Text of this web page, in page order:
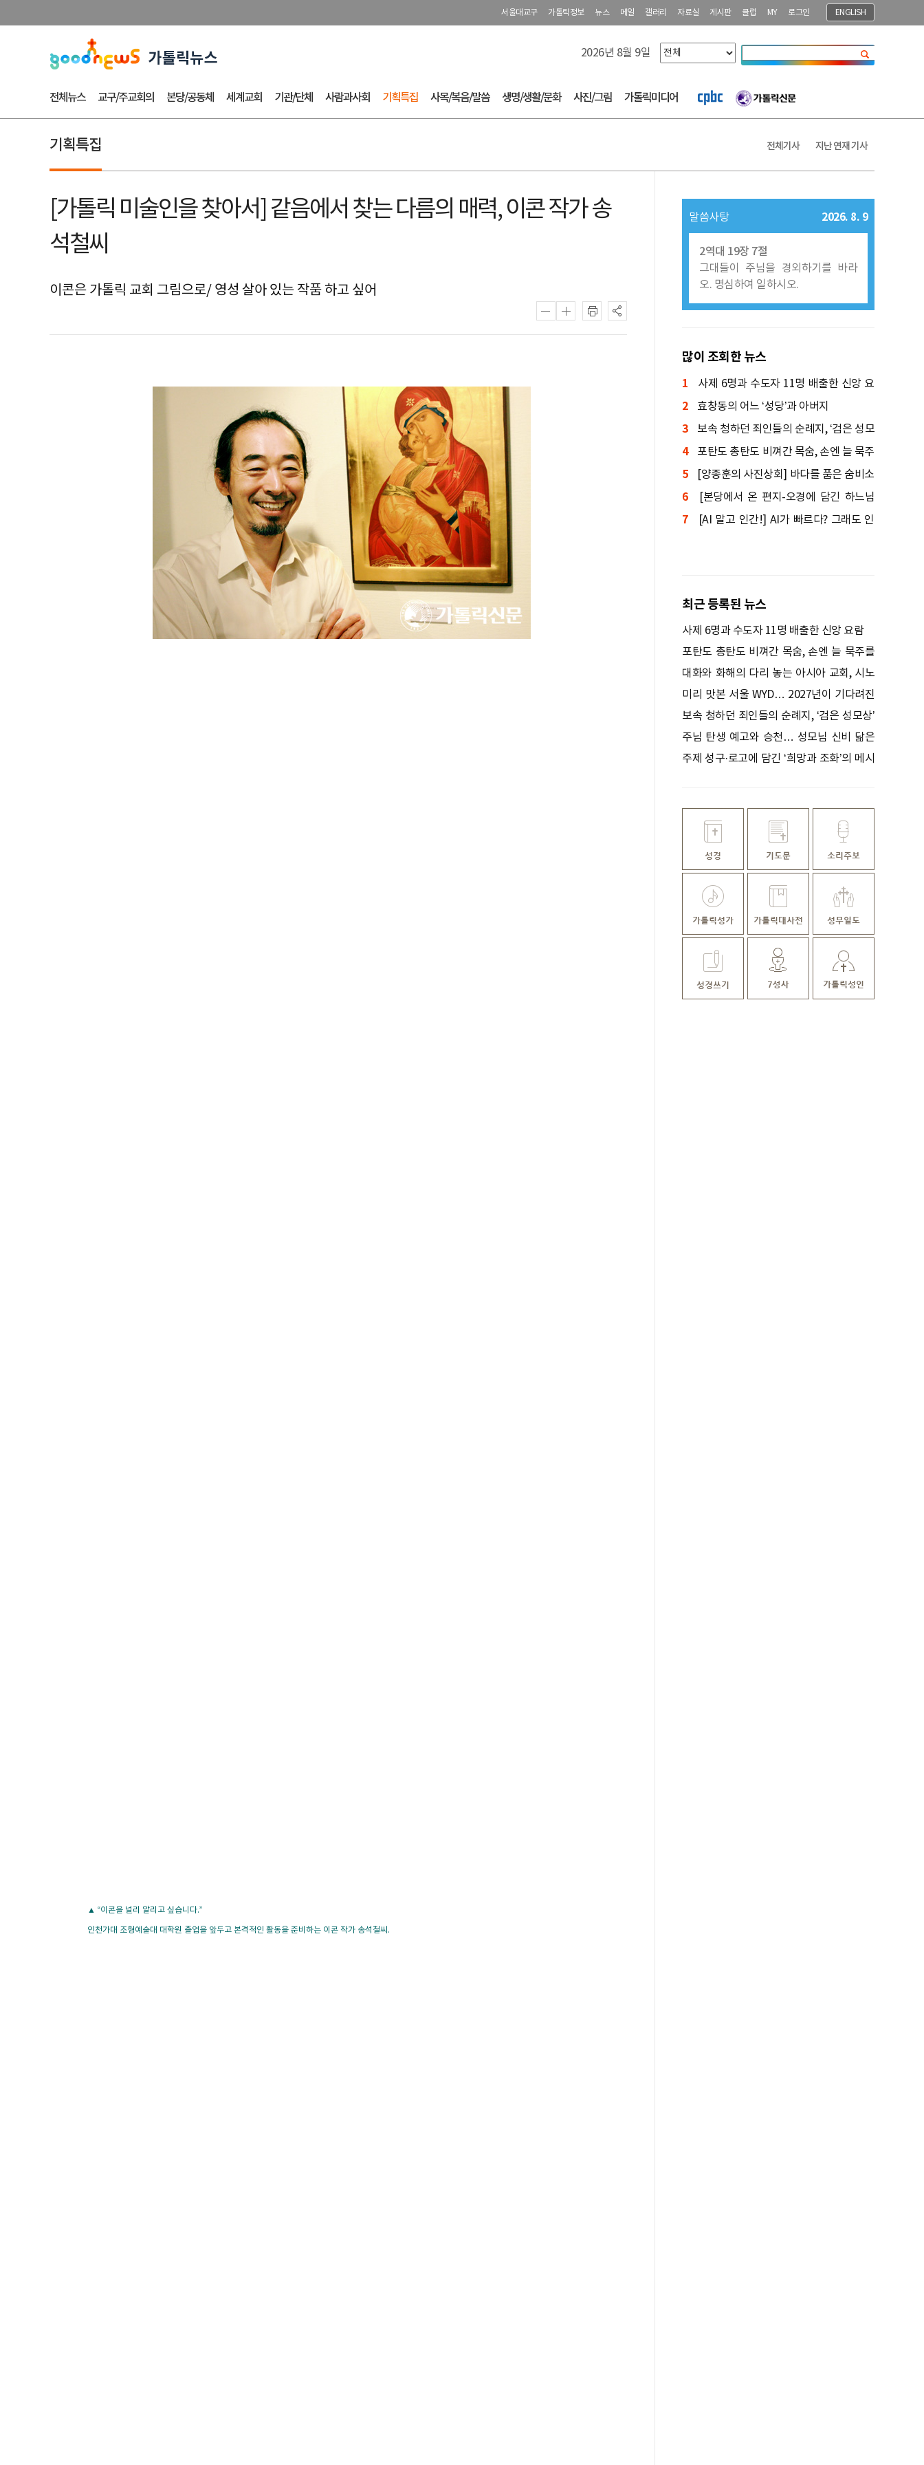
서울대교구 가톨릭정보 뉴스 메일 갤러리 자료실 게시판 클럽 MY 로그인 ENGLISH
2026년 8월 9일
전체뉴스 교구/주교회의 본당/공동체 세계교회 기관/단체 사람과사회 기획특집 사목/복음/말씀 생명/생활/문화 사진/그림 가톨릭미디어
기획특집 전체기사 지난 연재 기사
[가톨릭 미술인을 찾아서] 같음에서 찾는 다름의 매력, 이콘 작가 송
석철씨
이콘은 가톨릭 교회 그림으로/ 영성 살아 있는 작품 하고 싶어
▲ “이콘을 널리 알리고 싶습니다.”
인천가대 조형예술대 대학원 졸업을 앞두고 본격적인 활동을 준비하는 이콘 작가 송석철씨.
말씀사탕 2026. 8. 9
2역대 19장 7절
그대들이 주님을 경외하기를 바라
오. 명심하여 일하시오.
많이 조회한 뉴스
1
사제 6명과 수도자 11명 배출한 신앙 요
람
2 효창동의 어느 ‘성당’과 아버지
3
보속 청하던 죄인들의 순례지, ‘검은 성모
상’ 기적 간직한 성지
4
포탄도 총탄도 비껴간 목숨, 손엔 늘 묵주
를 쥐고 있었다
5
[양종훈의 사진상회] 바다를 품은 숨비소
리
6
[본당에서 온 편지-오경에 담긴 하느님
말씀] 창세기④: 인간의 죄와 죽음, 원복음
7
[AI 말고 인간!] AI가 빠르다? 그래도 인
최근 등록된 뉴스
사제 6명과 수도자 11명 배출한 신앙 요람
포탄도 총탄도 비껴간 목숨, 손엔 늘 묵주를
쥐고 있었다
대화와 화해의 다리 놓는 아시아 교회, 시노
드로 하나 되다
미리 맛본 서울 WYD… 2027년이 기다려진
다
보속 청하던 죄인들의 순례지, ‘검은 성모상’
기적 간직한 성지
주님 탄생 예고와 승천… 성모님 신비 닮은
꽃
주제 성구·로고에 담긴 ‘희망과 조화’의 메시